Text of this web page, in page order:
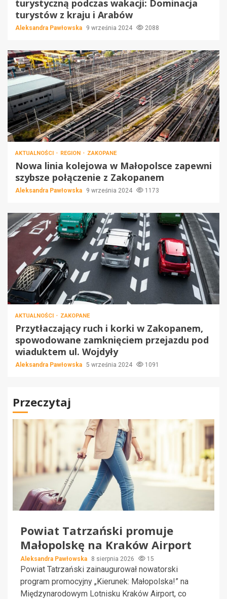
turystyczną podczas wakacji: Dominacja
turystów z kraju i Arabów
Aleksandra Pawłowska 9 września 2024 2088
AKTUALNOŚCI REGION ZAKOPANE
Nowa linia kolejowa w Małopolsce zapewni
szybsze połączenie z Zakopanem
Aleksandra Pawłowska 9 września 2024 1173
AKTUALNOŚCI ZAKOPANE
Przytłaczający ruch i korki w Zakopanem,
spowodowane zamknięciem przejazdu pod
wiaduktem ul. Wojdyły
Aleksandra Pawłowska 5 września 2024 1091
Przeczytaj
Powiat Tatrzański promuje
Małopolskę na Kraków Airport
Aleksandra Pawłowska 8 sierpnia 2026 15
Powiat Tatrzański zainaugurował nowatorski
program promocyjny „Kierunek: Małopolska!” na
Międzynarodowym Lotnisku Kraków Airport, co